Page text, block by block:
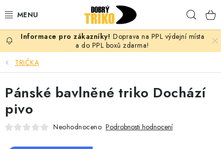
na
PRO ŽENY
PRO MUŽE
PRO DĚTI
PRO PÁRY
Doprava na PPL výdejní místa
a do PPL boxů zdarma!
TRIČKA
Pánské bavlněné triko Dochází
pivo
Neohodnoceno Podrobnosti hodnocení